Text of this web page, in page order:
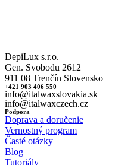
DepiLux s.r.o.
Gen. Svobodu 2612
911 08 Trenčín Slovensko
+421 903 406 550
info@italwaxslovakia.sk
info@italwaxczech.cz
Podpora
Doprava a doručenie
Vernostný program
Časté otázky
Blog
Tutoriály